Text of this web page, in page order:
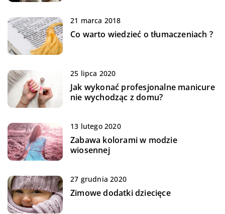
21 marca 2018
Co warto wiedzieć o tłumaczeniach ?
25 lipca 2020
Jak wykonać profesjonalne manicure
nie wychodząc z domu?
13 lutego 2020
Zabawa kolorami w modzie
wiosennej
27 grudnia 2020
Zimowe dodatki dziecięce